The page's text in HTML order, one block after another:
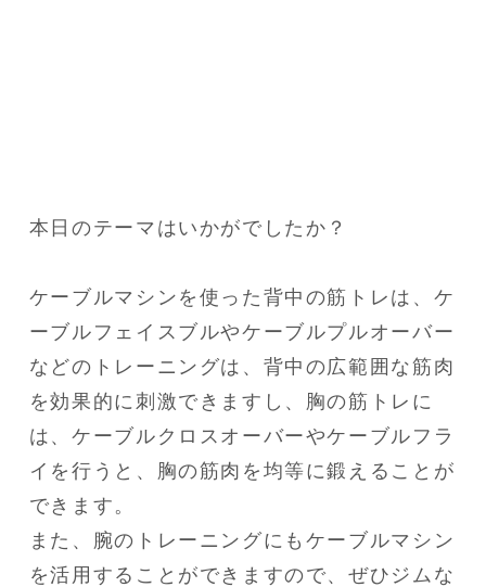
本日のテーマはいかがでしたか？
ケーブルマシンを使った背中の筋トレは、ケ
ーブルフェイスブルやケーブルプルオーバー
などのトレーニングは、背中の広範囲な筋肉
を効果的に刺激できますし、胸の筋トレに
は、ケーブルクロスオーバーやケーブルフラ
イを行うと、胸の筋肉を均等に鍛えることが
できます。
また、腕のトレーニングにもケーブルマシン
を活用することができますので、ぜひジムな